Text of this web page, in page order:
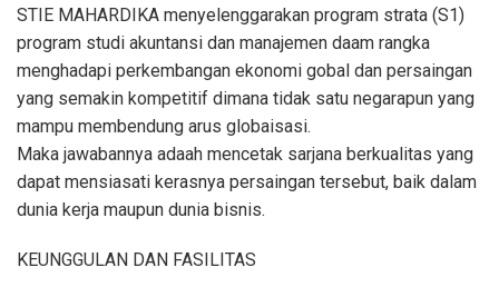
STIE MAHARDIKA menyelenggarakan program strata (S1)
program studi akuntansi dan manajemen daam rangka
menghadapi perkembangan ekonomi gobal dan persaingan
yang semakin kompetitif dimana tidak satu negarapun yang
mampu membendung arus globaisasi.
Maka jawabannya adaah mencetak sarjana berkualitas yang
dapat mensiasati kerasnya persaingan tersebut, baik dalam
dunia kerja maupun dunia bisnis.
KEUNGGULAN DAN FASILITAS